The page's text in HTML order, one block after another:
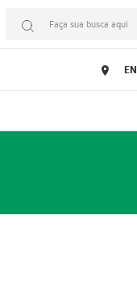
Faça sua busca aqui